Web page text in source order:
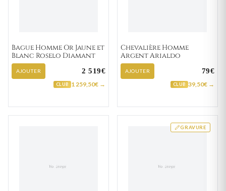
Bague Homme Or Jaune et
Blanc Roselo Diamant
AJOUTER 2 519€
CLUB 1 259,50€ →
Chevalière Homme
Argent Arialdo
AJOUTER 79€
CLUB 39,50€ →
GRAVURE